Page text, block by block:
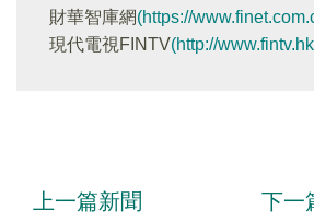
財華智庫網(https://
現代電視FINTV(http://
上一篇新聞 下一